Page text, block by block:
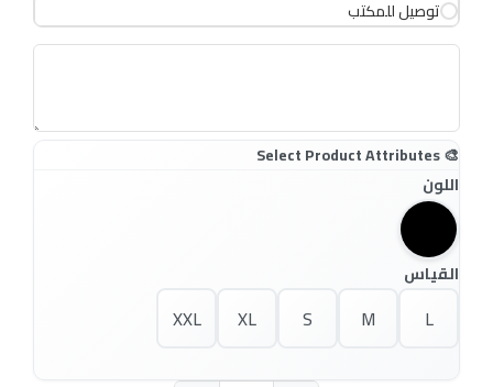
توصيل للمكتب
اللون
القياس
L
M
S
XL
XXL